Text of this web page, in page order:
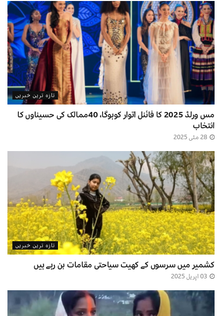
تازہ ترین خبریں
مس ورلڈ 2025 کا فائنل اتوار کوہوگا، 40ممالک کی حسیناوں کا
انتخاب
تازہ ترین خبریں
کشمیر میں سرسوں کے کھیت سیاحتی مقامات بن رہے ہیں